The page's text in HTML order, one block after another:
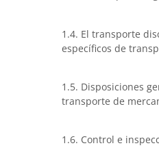
1.4. El transporte
específicos de
1.5. Disposiciones
transporte de
1.6. Control e